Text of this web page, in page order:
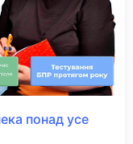
понад усе